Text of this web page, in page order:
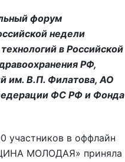
форум
недели
в Российской
РФ,
им. В.П. Филатова, АО
ФС РФ и Фонда
в оффлайн
МОЛОДАЯ» приняла